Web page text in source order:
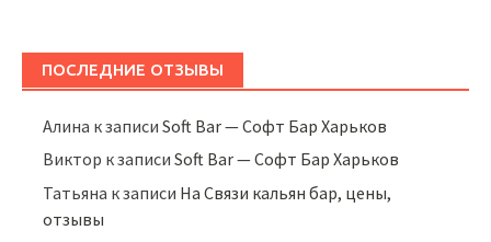
ПОСЛЕДНИЕ ОТЗЫВЫ
Алина к записиSoft Bar — Софт Бар Харьков
Виктор к записиSoft Bar — Софт Бар Харьков
Татьяна к записи На Связи кальян бар, цены,
отзывы